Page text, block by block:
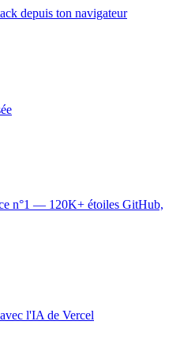
depuis ton navigateur
n°1 — 120K+ étoiles GitHub,
l'IA de Vercel